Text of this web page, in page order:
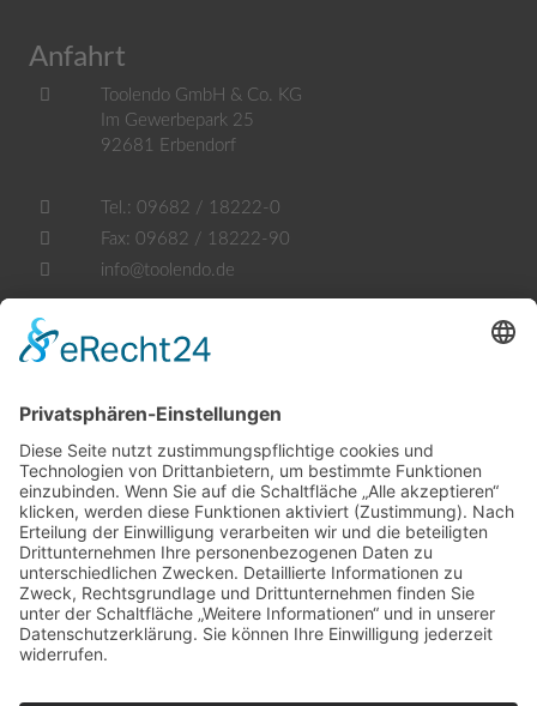
Anfahrt
Toolendo GmbH & Co. KG
Im Gewerbepark 25
92681 Erbendorf
Tel.: 09682 / 18222-0
Fax: 09682 / 18222-90
info@toolendo.de
Öffnungszeiten
07.30 - 17.30 Uhr
Samstag:
geschlossen
Sowie nach telefonischer Vereinbarung.
Rechtliches
Impressum